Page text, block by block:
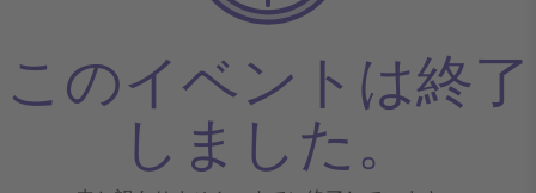
このイベントは終了
しました。